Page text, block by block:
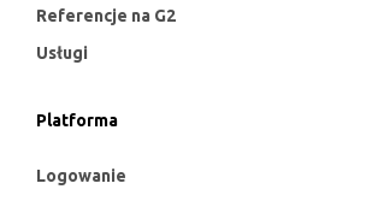
Referencje na G2
Usługi
Platforma
Logowanie